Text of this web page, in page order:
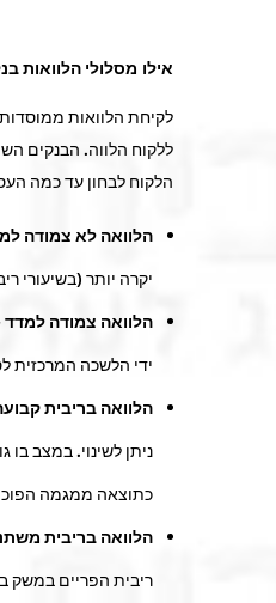
אילו מסלולי הלוואות
לקיחת הלוואות
ללקוח הלווה. הבנקים
הלקוח לבחון עד כמה
הלוואה לא צמודה
יקרה יותר (בשיעורי
הלוואה צמודה למדד
ידי הלשכה המרכזית
הלוואה בריבית
ניתן לשינוי. במצב
כתוצאה ממגמה
הלוואה בריבית
ריבית הפריים במשק